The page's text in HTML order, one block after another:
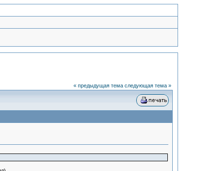
« предыдущая тема следующая тема »